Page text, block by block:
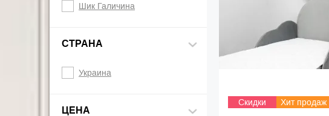
Шик Галичина
СТРАНА
Украина
ЦЕНА
Скидки Хит продаж